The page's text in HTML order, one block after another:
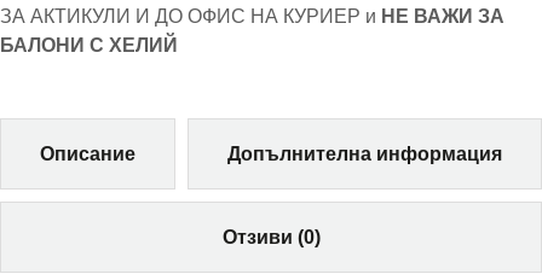
ЗА АКТИКУЛИ И ДО ОФИС НА КУРИЕР и НЕ ВАЖИ ЗА
БАЛОНИ С ХЕЛИЙ
Описание Допълнителна информация
Отзиви (0)